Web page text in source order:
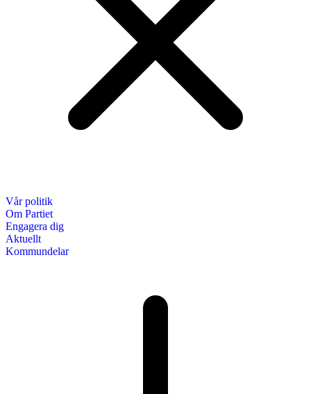
Vår politik
Om Partiet
Engagera dig
Aktuellt
Kommundelar